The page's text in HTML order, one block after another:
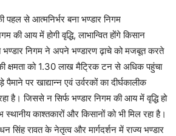
पहल से आत्मनिर्भर बना भण्डार निगम
की आय में होगी वृद्धि, लाभान्वित होंगे किसान
निगम ने अपने भण्डारण ढ़ाचे को मजबूत करते
क्षमता को 1.30 लाख मैट्रिक टन से अधिक पहुंचा
पर खाद्यान्न एवं उर्वरकों का दीर्घकालीक
है। जिससे न सिर्फ भण्डार निगम की आय में वृद्धि हो
स्थानीय काश्तकारों और किसानों को भी मिल रहा है।
सिंह रावत के नेतृत्व और मार्गदर्शन में राज्य भण्डार